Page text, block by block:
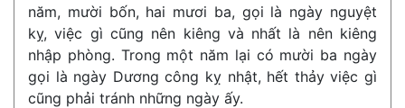
năm, mười bốn, hai mươi ba, gọi là ngày nguyệt
kỵ, việc gì cũng nên kiêng và nhất là nên kiêng
nhập phòng. Trong một năm lại có mười ba ngày
gọi là ngày Dương công kỵ nhật, hết thảy việc gì
cũng phải tránh những ngày ấy.